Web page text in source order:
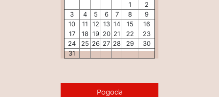
1
2
3
4 5 6 7 8
9
10
11 12 13 14 15
16
17
18 19 20 21 22
23
24
25 26 27 28 29
30
31
Pogoda